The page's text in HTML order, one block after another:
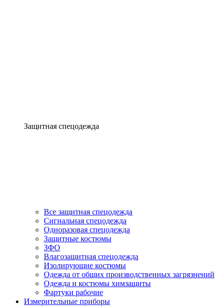
Защитная спецодежда
Все защитная спецодежда
Сигнальная спецодежда
Одноразовая спецодежда
Защитные костюмы
ЗФО
Влагозащитная спецодежда
Изолирующие костюмы
Одежда от общих производственных загрязнений
Одежда и костюмы химзащиты
Фартуки рабочие
Измерительные приборы